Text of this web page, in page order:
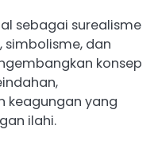
sebagai surealisme
simbolisme, dan
konsep
keagungan yang
ilahi.